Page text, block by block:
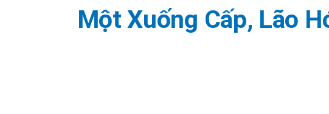
Một Xuống Cấp, Lão